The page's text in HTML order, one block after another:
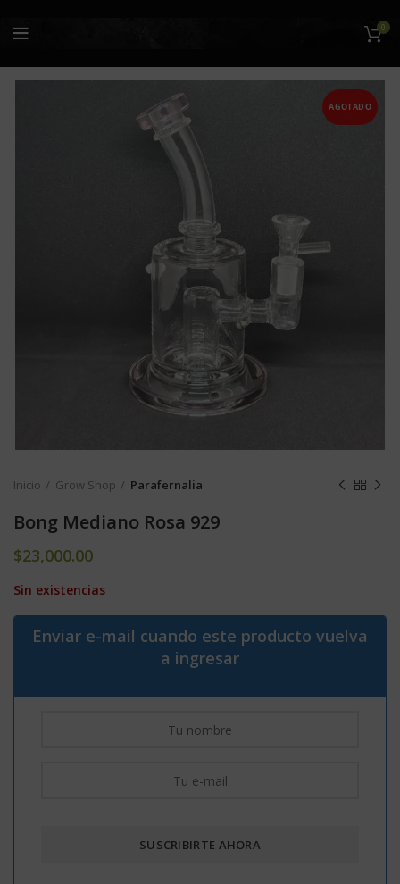
0
AGOTADO
Inicio Grow Shop Parafernalia
Bong Mediano Rosa 929
$23,000.00
Sin existencias
Enviar e-mail cuando este producto vuelva
a ingresar